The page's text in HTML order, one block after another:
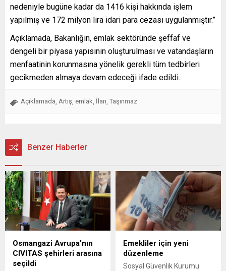
nedeniyle bugüne kadar da 1416 kişi hakkında işlem
yapılmış ve 172 milyon lira idari para cezası uygulanmıştır.”
Açıklamada, Bakanlığın, emlak sektöründe şeffaf ve
dengeli bir piyasa yapısının oluşturulması ve vatandaşların
menfaatinin korunmasına yönelik gerekli tüm tedbirleri
gecikmeden almaya devam edeceği ifade edildi.
Açıklamada, Artış, emlak, İlan, Taşınmaz
Benzer Haberler
Osmangazi Avrupa’nın
CIVITAS şehirleri arasına
seçildi
Emekliler için yeni
düzenleme
Sosyal Güvenlik Kurumu